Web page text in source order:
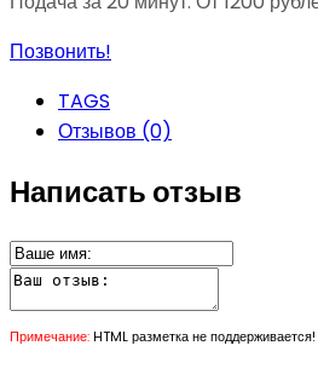
Позвонить!
TAGS
Отзывов (0)
Написать отзыв
Примечание:HTML разметка не